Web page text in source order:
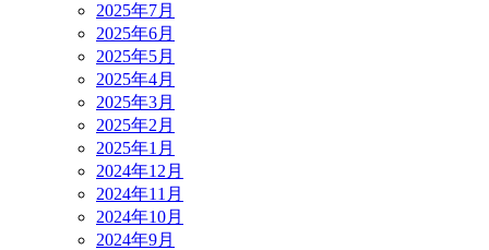
2025年7月
2025年6月
2025年5月
2025年4月
2025年3月
2025年2月
2025年1月
2024年12月
2024年11月
2024年10月
2024年9月